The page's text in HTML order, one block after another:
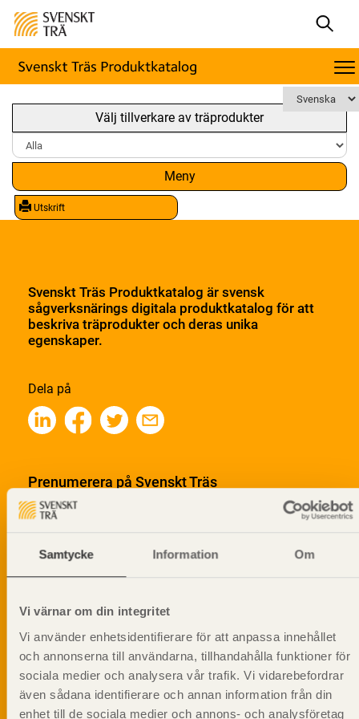
Samtycke Information Om
Vi värnar om din integritet
Vi använder enhetsidentifierare för att anpassa innehållet
och annonserna till användarna, tillhandahålla funktioner för
sociala medier och analysera vår trafik. Vi vidarebefordrar
även sådana identifierare och annan information från din
enhet till de sociala medier och annons- och analysföretag
Välj tillverkare av träprodukter
Meny
Utskrift
Svenskt Träs Produktkatalog är svensk
sågverksnärings digitala produktkatalog för att
beskriva träprodukter och deras unika
egenskaper.
Dela på
Prenumerera på Svenskt Träs
informationsutskick!